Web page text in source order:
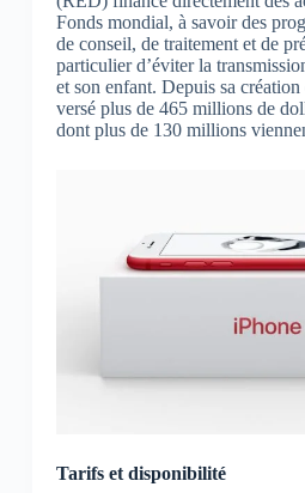
Fonds mondial, à savoir des
de conseil, de traitement et de
particulier d’éviter la
et son enfant. Depuis sa
versé plus de 465 millions de
dont plus de 130 millions
Tarifs et disponibilité